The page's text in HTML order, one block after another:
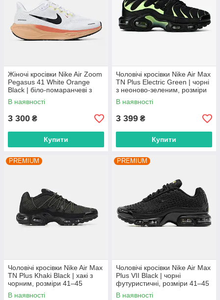
Жіночі кросівки Nike Air Zoom
Pegasus 41 White Orange
Black | біло-помаранчеві з
чорним, розміри 36–43
В наявності
3 300 ₴
Купити
Чоловічі кросівки Nike Air Max
TN Plus Electric Green | чорні
з неоново-зеленим, розміри
41–45
В наявності
3 399 ₴
Купити
PREMIUM
Чоловічі кросівки Nike Air Max
TN Plus Khaki Black | хакі з
чорним, розміри 41–45
В наявності
PREMIUM
Чоловічі кросівки Nike Air Max
Plus VII Black | чорні
футуристичні, розміри 41–45
В наявності